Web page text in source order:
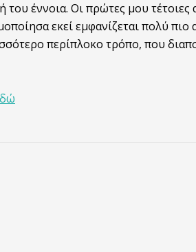
του έννοια. Οι πρώτες μου τέτοιες
εκεί εμφανίζεται πολύ πιο
περίπλοκο τρόπο, που